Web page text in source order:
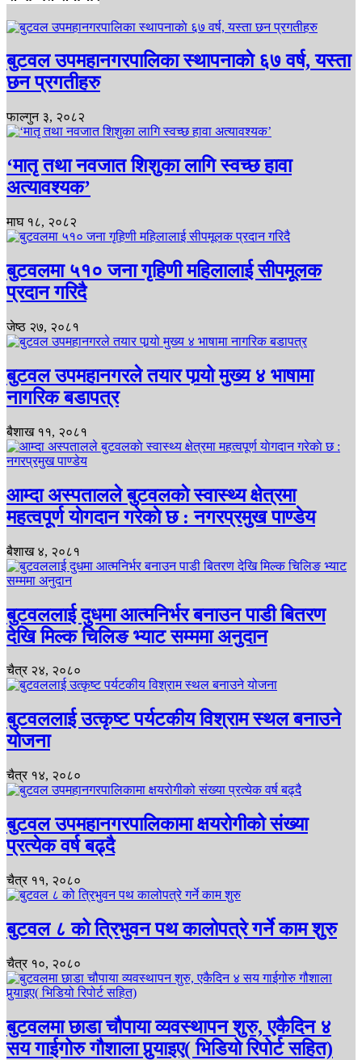
बुटवल उपमहानगरपालिका स्थापनाकाे ६७ वर्ष, यस्ता
छन प्रगतीहरु
फाल्गुन ३, २०८२
‘मातृ तथा नवजात शिशुका लागि स्वच्छ हावा
अत्यावश्यक’
माघ १८, २०८२
बुटवलमा ५१० जना गृहिणी महिलालाई सीपमूलक
प्रदान गरिदै
जेष्ठ २७, २०८१
बुटवल उपमहानगरले तयार पार्‍यो मुख्य ४ भाषामा
नागरिक बडापत्र
बैशाख ११, २०८१
आम्दा अस्पतालले बुटवलकाे स्वास्थ्य क्षेत्रमा
महत्वपूर्ण याेगदान गरेकाे छ : नगरप्रमुख पाण्डेय
बैशाख ४, २०८१
बुटवललाई दुधमा आत्मनिर्भर बनाउन पाडी बितरण
देखि मिल्क चिलिङ भ्याट सम्ममा अनुदान
चैत्र २४, २०८०
बुटवललाई उत्कृष्ट पर्यटकीय विश्राम स्थल बनाउने
योजना
चैत्र १४, २०८०
बुटवल उपमहानगरपालिकामा क्षयरोगीको संख्या
प्रत्येक वर्ष बढ्दै
चैत्र ११, २०८०
बुटवल ८ को त्रिभुवन पथ कालोपत्रे गर्ने काम शुरु
चैत्र १०, २०८०
बुटवलमा छाडा चौपाया व्यवस्थापन शुरु, एकैदिन ४
सय गाईगोरु गौशाला पुर्‍याइए( भिडियो रिपोर्ट सहित)